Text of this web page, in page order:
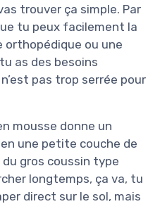
trouver ça simple. Par
tu peux facilement la
orthopédique ou une
as des besoins
pas trop serrée pour
mousse donne un
une petite couche de
gros coussin type
longtemps, ça va, tu
direct sur le sol, mais